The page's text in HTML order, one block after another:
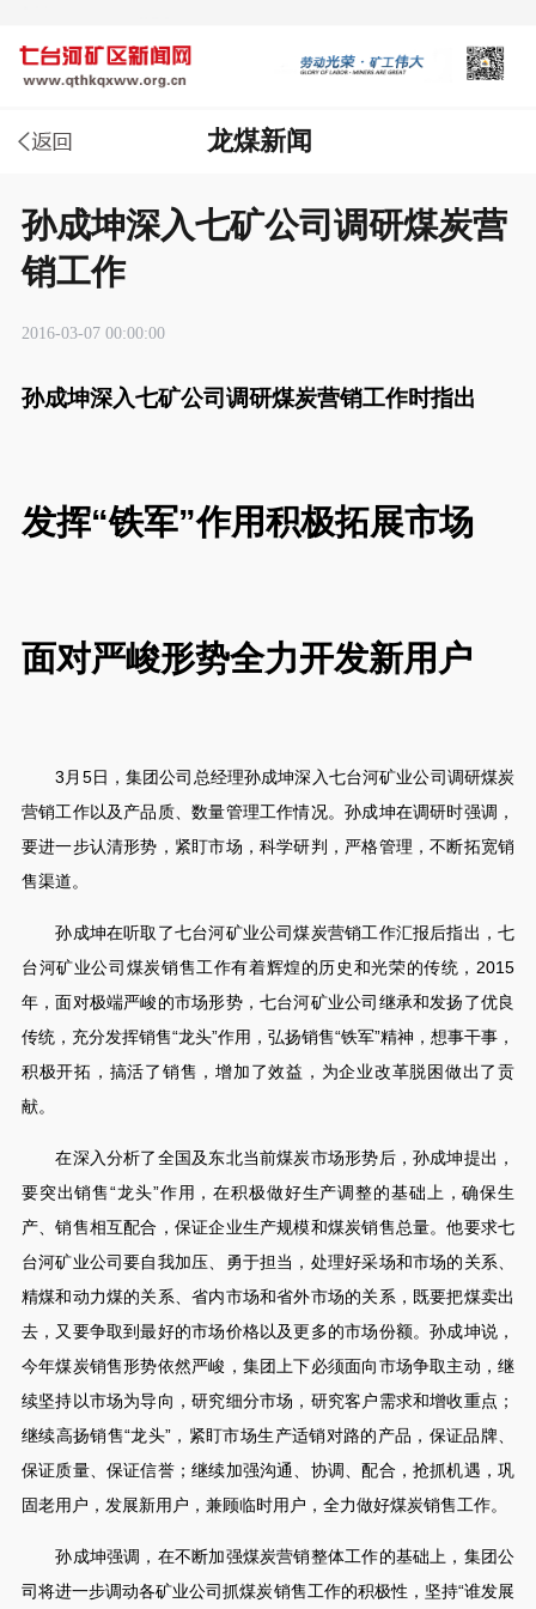
龙煤新闻
孙成坤深入七矿公司调研煤炭营
销工作
2016-03-07 00:00:00
孙成坤深入七矿公司调研煤炭营销工作时指出
发挥“铁军”作用积极拓展市场
面对严峻形势全力开发新用户
3 月 5日，集团公司总经理孙成坤深入七台河矿业公司调研煤炭
营销工作以及产品质、数量管理工作情况。孙成坤在调研时强调，
要进一步认清形势，紧盯市场，科学研判，严格管理，不断拓宽销
售渠道。
孙成坤在听取了七台河矿业公司煤炭营销工作汇报后指出，七
台河矿业公司煤炭销售工作有着辉煌的历史和光荣的传统， 2015
年，面对极端严峻的市场形势，七台河矿业公司继承和发扬了优良
传统，充分发挥销售“龙头”作用，弘扬销售“铁军”精神，想事干事，
积极开拓，搞活了销售，增加了效益，为企业改革脱困做出了贡
献。
在深入分析了全国及东北当前煤炭市场形势后，孙成坤提出，
要突出销售“龙头”作用，在积极做好生产调整的基础上，确保生
产、销售相互配合，保证企业生产规模和煤炭销售总量。他要求七
台河矿业公司要自我加压、勇于担当，处理好采场和市场的关系、
精煤和动力煤的关系、省内市场和省外市场的关系，既要把煤卖出
去，又要争取到最好的市场价格以及更多的市场份额。孙成坤说，
今年煤炭销售形势依然严峻，集团上下必须面向市场争取主动，继
续坚持以市场为导向，研究细分市场，研究客户需求和增收重点；
继续高扬销售“龙头”，紧盯市场生产适销对路的产品，保证品牌、
保证质量、保证信誉；继续加强沟通、协调、配合，抢抓机遇，巩
固老用户，发展新用户，兼顾临时用户，全力做好煤炭销售工作。
孙成坤强调，在不断加强煤炭营销整体工作的基础上，集团公
司将进一步调动各矿业公司抓煤炭销售工作的积极性，坚持“谁发展